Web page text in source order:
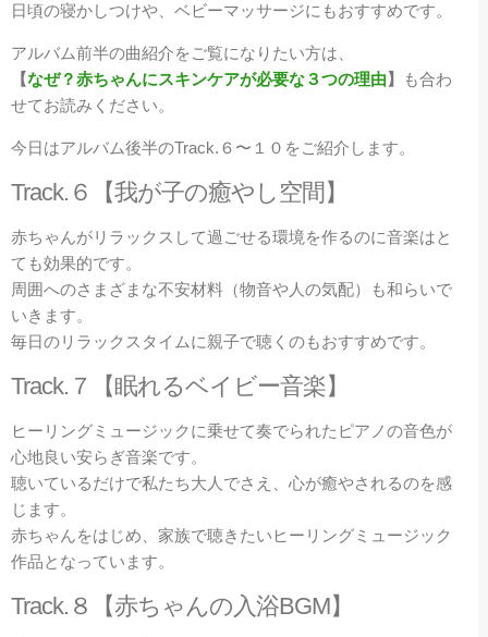
日頃の寝かしつけや、ベビーマッサージにもおすすめです。
アルバム前半の曲紹介をご覧になりたい方は、
【なぜ？赤ちゃんにスキンケアが必要な３つの理由】
も合わ
せてお読みください。
今日はアルバム後半のTrack.６〜１０をご紹介します。
Track.６【我が子の癒やし空間】
赤ちゃんがリラックスして過ごせる環境を作るのに音楽はと
ても効果的です。
周囲へのさまざまな不安材料（物音や人の気配）も和らいで
いきます。
毎日のリラックスタイムに親子で聴くのもおすすめです。
Track.７【眠れるベイビー音楽】
ヒーリングミュージックに乗せて奏でられたピアノの音色が
心地良い安らぎ音楽です。
聴いているだけで私たち大人でさえ、心が癒やされるのを感
じます。
赤ちゃんをはじめ、家族で聴きたいヒーリングミュージック
作品となっています。
Track.８【赤ちゃんの入浴BGM】